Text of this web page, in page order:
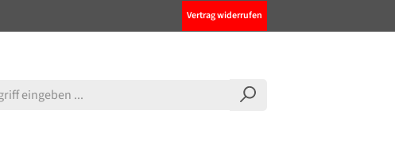
Vertrag widerrufen